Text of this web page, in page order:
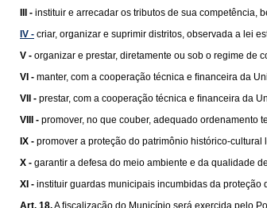
III - instituir e arrecadar os tributos de sua competência,
IV - criar, organizar e suprimir distritos, observada a lei
V - organizar e prestar, diretamente ou sob o regime de
VI - manter, com a cooperação técnica e ﬁnanceira da
VII - prestar, com a cooperação técnica e ﬁnanceira da
VIII - promover, no que couber, adequado ordenamento
IX - promover a proteção do patrimônio histórico-
X - garantir a defesa do meio ambiente e da qualidade
XI - instituir guardas municipais incumbidas da proteção
Art. 18.A ﬁscalização do Município será exercida pelo